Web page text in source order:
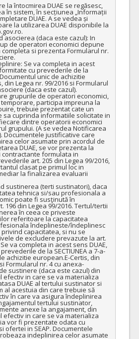
la întocmirea DUAE se regăsesc,
în sistem, în secțiunea „Informații
DUAE. A se vedea și
la utilizarea DUAE disponibile la
asocierea (daca este cazul): In
de operatori economici depune
si prezenta Formularul nr.
Se va completa in acest
cu prevederile de la
Documentul unic de achizitie
din Legea nr. 99/2016 si Formularul
(daca este cazul).
grupurile de operatori economici,
participa impreuna la
trebuie prezentat cate un
sa cuprinda informatiile solicitate in
dintre operatorii economici
grupului. (A se vedea Notificarea
Documentele justificative care
celor asumate prin acordul de
DUAE, se vor prezenta la
formulata in
art. 205 din Legea 99/2016,
clasat pe primul loc in
la finalizarea evaluarii
sustinerea (terti sustinatori), daca
tehnica si/sau profesionala a
poate fi susţinută în
196 din Legea 99/2016. Tertul/tertii
în ceea ce priveste
referitoare la capacitatea
îndeplineste/îndeplinesc
capacitatea, si nu se
de excludere prevazute la art.
Se va completa in acest sens DUAE,
de la SECTIUNEA a 7-a-
achizitie european.E-Certis, din
Formularul nr. 4 cu anexa-
sustinere (daca este cazul) din
efectiv in care se va materializa
DUAE al tertului sustinator si
al acestuia din care trebuie să
în care va asigura îndeplinirea
tertului sustinator,
anexe la angajament, din
efectiv in care se va materializa
vor fi prezentate odata cu
ofertei in SEAP. Documentele
indeplinirea celor asumate